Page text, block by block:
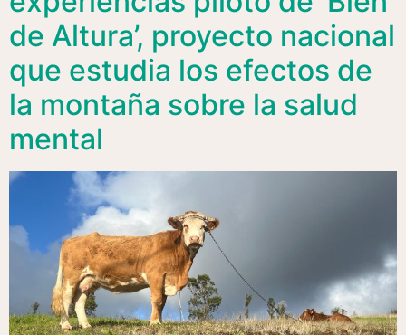
de Altura’, proyecto nacional
que estudia los efectos de
la montaña sobre la salud
mental